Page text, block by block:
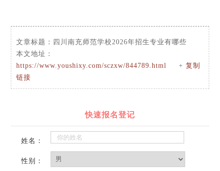
文章标题： 四川南充师范学校2026年招生专业有哪些
本文地址：
https://www.youshixy.com/sczxw/844789.html
+复制
链接
快速报名登记
姓名：
性别：